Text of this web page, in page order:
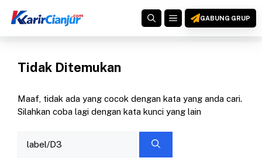
MENUGABUNG GRUP
Tidak Ditemukan
Maaf, tidak ada yang cocok dengan kata yang anda cari.
Silahkan coba lagi dengan kata kunci yang lain
untuk: